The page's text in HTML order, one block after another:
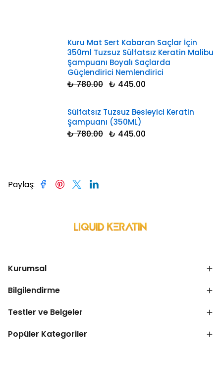
Kuru Mat Sert Kabaran Saçlar İçin
350ml Tuzsuz Sülfatsız Keratin Malibu
Şampuanı Boyalı Saçlarda
Güçlendirici Nemlendirici
₺ 780.00 ₺ 445.00
Sülfatsız Tuzsuz Besleyici Keratin
Şampuanı (350ML)
₺ 780.00 ₺ 445.00
Paylaş:
Kurumsal
Bilgilendirme
Testler ve Belgeler
Popüler Kategoriler